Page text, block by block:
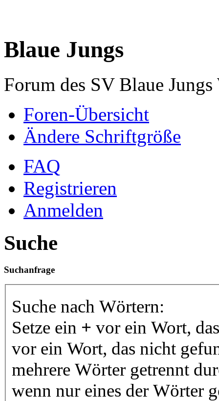
Blaue Jungs
Forum des SV Blaue
Foren-Übersicht
Ändere Schriftgröße
FAQ
Registrieren
Anmelden
Suche
Suchanfrage
Suche nach Wörtern:
Setze ein + vor ein Wort,
vor ein Wort, das nicht
mehrere Wörter getrennt
wenn nur eines der Wörter